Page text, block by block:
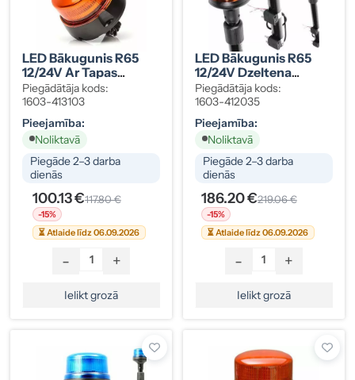
LED Bākugunis R65
12/24V Ar Tapas
Stiprinājumu
Piegādātāja kods:
1603-413103
Pieejamība:
Noliktavā
Piegāde 2–3 darba
dienās
100.13 €117.80 €
-15%
⏳ Atlaide līdz 06.09.2026
- +
Ielikt grozā
LED Bākugunis R65
12/24V Dzeltena
Teleskopiska B16-3
Piegādātāja kods:
1603-412035
Pieejamība:
Noliktavā
Piegāde 2–3 darba
dienās
186.20 €219.06 €
-15%
⏳ Atlaide līdz 06.09.2026
- +
Ielikt grozā